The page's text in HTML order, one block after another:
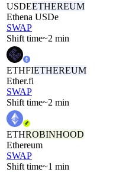
USDEETHEREUM
Ethena USDe
SWAP
Shift time~2 min
ETHFIETHEREUM
Ether.fi
SWAP
Shift time~2 min
ETHROBINHOOD
Ethereum
SWAP
Shift time~1 min